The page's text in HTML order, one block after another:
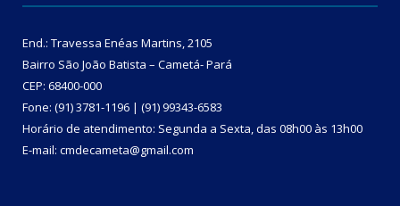
End.: Travessa Enéas Martins, 2105
Bairro São João Batista – Cametá- Pará
CEP: 68400-000
Fone: (91) 3781-1196 | (91) 99343-6583
Horário de atendimento: Segunda a Sexta, das 08h00 às 13h00
E-mail: cmdecameta@gmail.com